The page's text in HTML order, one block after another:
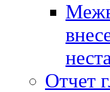
Отчет